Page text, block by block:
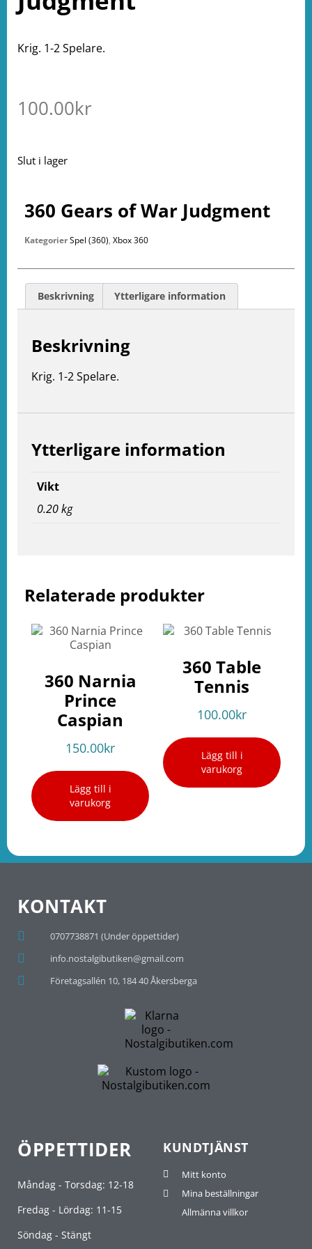
Krig. 1-2 Spelare.
100.00kr
Slut i lager
Relaterade produkter
360 Narnia
Prince
Caspian
150.00kr
Lägg till i
varukorg
360 Table
Tennis
100.00kr
Lägg till i
varukorg
360 Gears of War Judgment
KategorierSpel (360), Xbox 360
Beskrivning Ytterligare information
Beskrivning
Krig. 1-2 Spelare.
Ytterligare information
Vikt
0.20 kg
KONTAKT
0707738871 (Under öppettider)
info.nostalgibutiken@gmail.com
Företagsallén 10, 184 40 Åkersberga
ÖPPETTIDER
Måndag - Torsdag: 12-18
Fredag - Lördag: 11-15
Söndag - Stängt
KUNDTJÄNST
Mitt konto
Mina beställningar
Allmänna villkor